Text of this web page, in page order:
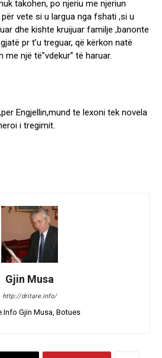
takohen, po njeriu me njeriun
vete si u largua nga fshati ,si u
dhe kishte kruijuar familje ,banonte
pr t’u treguar, që kërkon natë
me një të”vdekur” të haruar.
Engjellin,mund te lexoni tek novela
i tregimit.
Gjin Musa
http://dritare.info/
Gjin Musa, Botues